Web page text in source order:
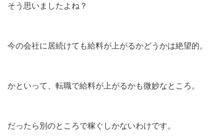
そう思いましたよね？
今の会社に居続けても給料が上がるかどうかは絶望的。
かといって、転職で給料が上がるかも微妙なところ。
だったら別のところで稼ぐしかないわけです。